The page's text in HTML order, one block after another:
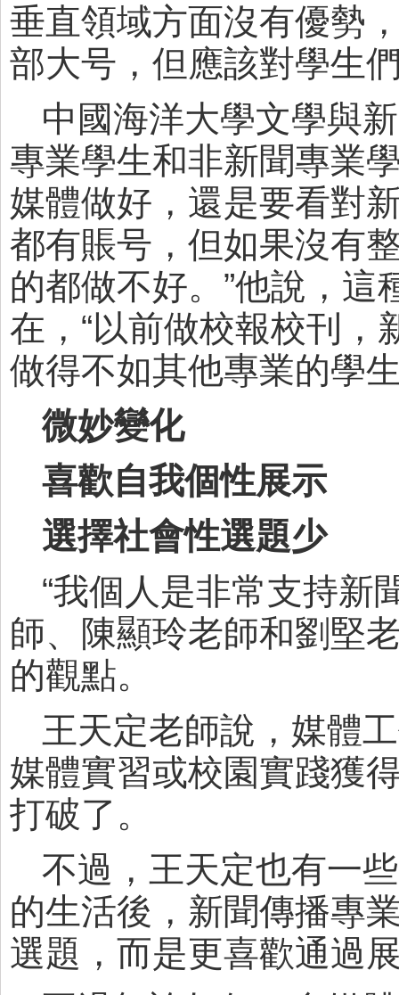
垂直領域方面沒有優勢
部大号，但應該對學生
中國海洋大學文學與
專業學生和非新聞專業
媒體做好，還是要看對
都有賬号，但如果沒有
的都做不好。”他說，
在，“以前做校報校刊
做得不如其他專業的學
微妙變化
喜歡自我個性展示
選擇社會性選題少
“我個人是非常支持新
師、陳顯玲老師和劉堅
的觀點。
王天定老師說，媒體
媒體實習或校園實踐獲
打破了。
不過，王天定也有一
的生活後，新聞傳播專
選題，而是更喜歡通過